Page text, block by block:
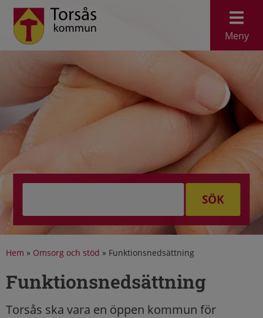
Meny
SÖK
Hem » Omsorg och stöd » Funktionsnedsättning
Funktionsnedsättning
Torsås ska vara en öppen kommun för